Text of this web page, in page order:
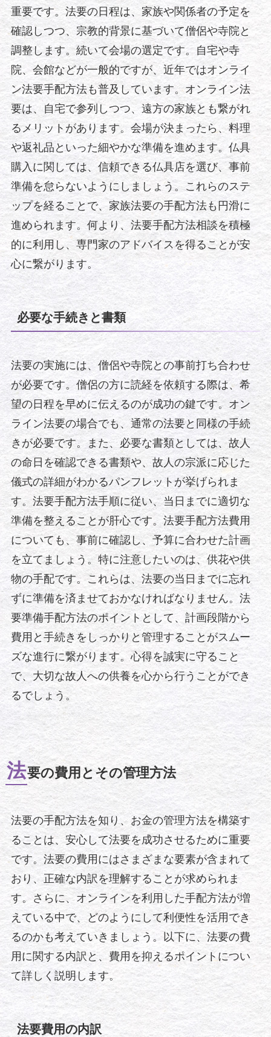
重要です。法要の日程は、家族や関係者の予定を
確認しつつ、宗教的背景に基づいて僧侶や寺院と
調整します。続いて会場の選定です。自宅や寺
院、会館などが一般的ですが、近年ではオンライ
ン法要手配方法も普及しています。オンライン法
要は、自宅で参列しつつ、遠方の家族とも繋がれ
るメリットがあります。会場が決まったら、料理
や返礼品といった細やかな準備を進めます。仏具
購入に関しては、信頼できる仏具店を選び、事前
準備を怠らないようにしましょう。これらのステ
ップを経ることで、家族法要の手配方法も円滑に
進められます。何より、法要手配方法相談を積極
的に利用し、専門家のアドバイスを得ることが安
心に繋がります。
必要な手続きと書類
法要の実施には、僧侶や寺院との事前打ち合わせ
が必要です。僧侶の方に読経を依頼する際は、希
望の日程を早めに伝えるのが成功の鍵です。オン
ライン法要の場合でも、通常の法要と同様の手続
きが必要です。また、必要な書類としては、故人
の命日を確認できる書類や、故人の宗派に応じた
儀式の詳細がわかるパンフレットが挙げられま
す。法要手配方法手順に従い、当日までに適切な
準備を整えることが肝心です。法要手配方法費用
についても、事前に確認し、予算に合わせた計画
を立てましょう。特に注意したいのは、供花や供
物の手配です。これらは、法要の当日までに忘れ
ずに準備を済ませておかなければなりません。法
要準備手配方法のポイントとして、計画段階から
費用と手続きをしっかりと管理することがスムー
ズな進行に繋がります。心得を誠実に守ること
で、大切な故人への供養を心から行うことができ
るでしょう。
法要の費用とその管理方法
法要の手配方法を知り、お金の管理方法を構築す
ることは、安心して法要を成功させるために重要
です。法要の費用にはさまざまな要素が含まれて
おり、正確な内訳を理解することが求められま
す。さらに、オンラインを利用した手配方法が増
えている中で、どのようにして利便性を活用でき
るのかも考えていきましょう。以下に、法要の費
用に関する内訳と、費用を抑えるポイントについ
て詳しく説明します。
法要費用の内訳